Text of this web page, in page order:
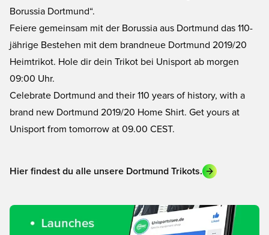
Borussia Dortmund“.
Feiere gemeinsam mit der Borussia aus Dortmund das 110-
jährige Bestehen mit dem brandneue Dortmund 2019/20
Heimtrikot. Hole dir dein Trikot bei Unisport ab morgen
09:00 Uhr.
Celebrate Dortmund and their 110 years of history, with a
brand new Dortmund 2019/20 Home Shirt. Get yours at
Unisport from tomorrow at 09.00 CEST.
Hier findest du alle unsere Dortmund Trikots.